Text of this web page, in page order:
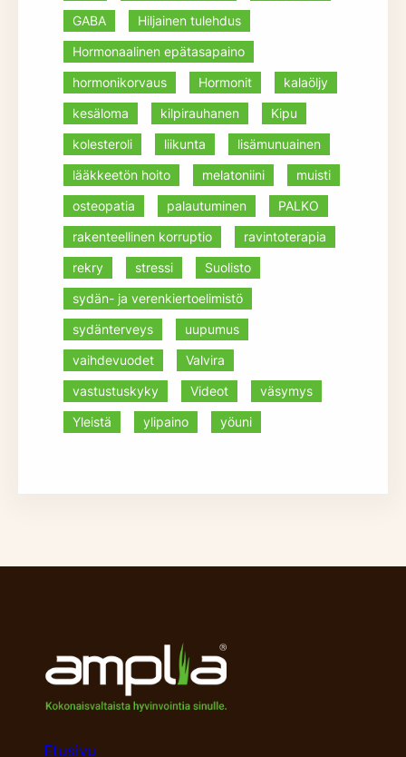
GABA
Hiljainen tulehdus
Hormonaalinen epätasapaino
hormonikorvaus
Hormonit
kalaöljy
kesäloma
kilpirauhanen
Kipu
kolesteroli
liikunta
lisämunuainen
lääkkeetön hoito
melatoniini
muisti
osteopatia
palautuminen
PALKO
rakenteellinen korruptio
ravintoterapia
rekry
stressi
Suolisto
sydän- ja verenkiertoelimistö
sydänterveys
uupumus
vaihdevuodet
Valvira
vastustuskyky
Videot
väsymys
Yleistä
ylipaino yöuni
Etusivu